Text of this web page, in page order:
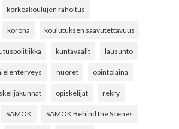
korkeakoulujen rahoitus
korona koulutuksen saavutettavuus
kuntavaalit lausunto
nuoret opintolaina
opiskelijat rekry
SAMOK SAMOK Behind the Scenes